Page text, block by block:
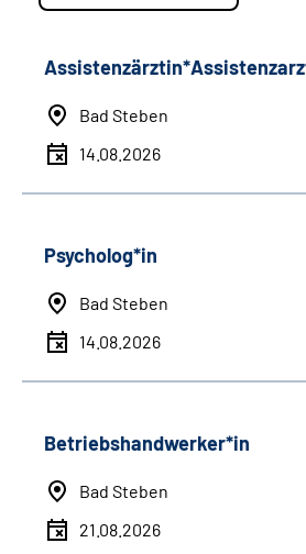
Bad Steben
14.08.2026
Psycholog*in
Bad Steben
14.08.2026
Betriebshandwerker*in
Bad Steben
21.08.2026